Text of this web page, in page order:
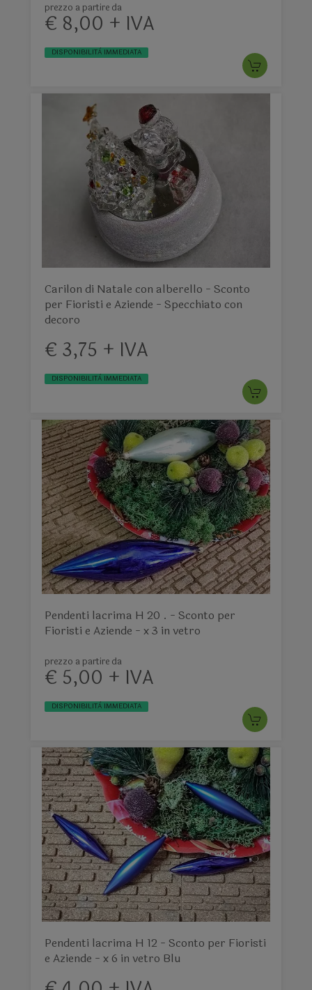
prezzo a partire da
€ 8,00 + IVA
DISPONIBILITÀ IMMEDIATA
Carilon di Natale con alberello - Sconto
per Fioristi e Aziende - Specchiato con
decoro
€ 3,75 + IVA
DISPONIBILITÀ IMMEDIATA
Pendenti lacrima H 20 . - Sconto per
Fioristi e Aziende - x 3 in vetro
prezzo a partire da
€ 5,00 + IVA
DISPONIBILITÀ IMMEDIATA
Pendenti lacrima H 12 - Sconto per Fioristi
e Aziende - x 6 in vetro Blu